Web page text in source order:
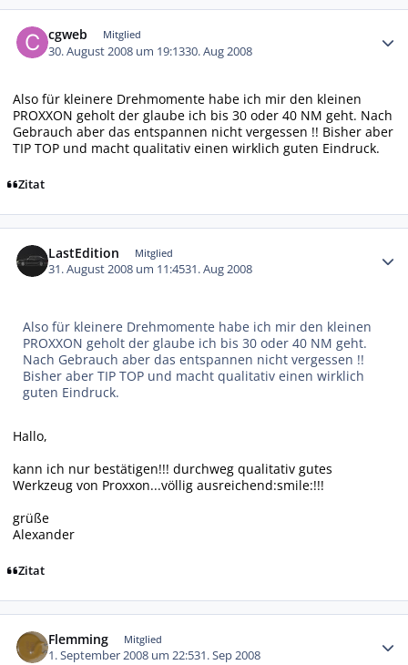
cgweb Mitglied
30. August 2008 um 19:1330. Aug 2008
Also für kleinere Drehmomente habe ich mir den kleinen
PROXXON geholt der glaube ich bis 30 oder 40 NM geht. Nach
Gebrauch aber das entspannen nicht vergessen !! Bisher aber
TIP TOP und macht qualitativ einen wirklich guten Eindruck.
Zitat
LastEdition Mitglied
31. August 2008 um 11:4531. Aug 2008
Also für kleinere Drehmomente habe ich mir den kleinen
PROXXON geholt der glaube ich bis 30 oder 40 NM geht.
Nach Gebrauch aber das entspannen nicht vergessen !!
Bisher aber TIP TOP und macht qualitativ einen wirklich
guten Eindruck.
Hallo,
kann ich nur bestätigen!!! durchweg qualitativ gutes
Werkzeug von Proxxon...völlig ausreichend:smile:!!!
grüße
Alexander
Zitat
Flemming Mitglied
1. September 2008 um 22:531. Sep 2008